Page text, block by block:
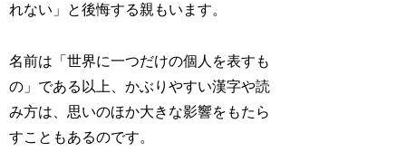
れない」と後悔する親もいます。
名前は「世界に一つだけの個人を表すも
の」である以上、かぶりやすい漢字や読
み方は、思いのほか大きな影響をもたら
すこともあるのです。